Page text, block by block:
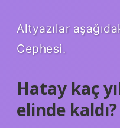
Altyazılar
Cephesi.
Hatay kaç
elinde kaldı?